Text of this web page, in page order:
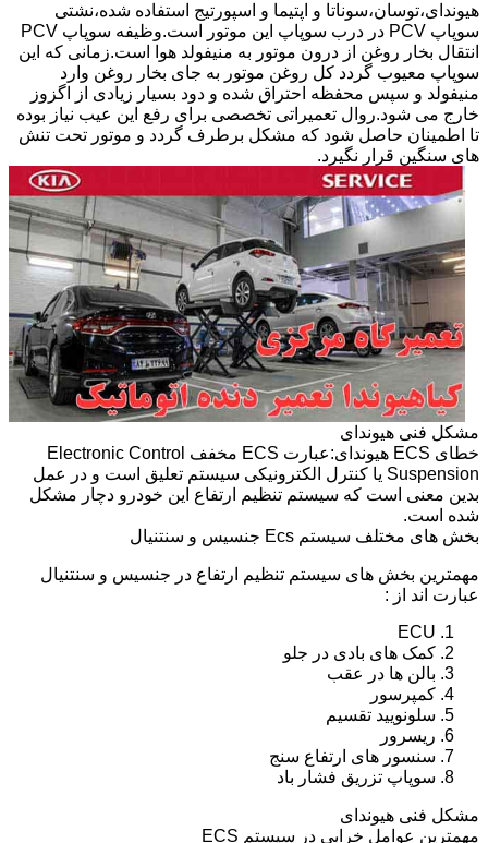
هیوندای،توسان،سوناتا و اپتیما و اسپورتیج استفاده شده،نشتی
سوپاپ PCV در درب سوپاپ این موتور است.وظیفه سوپاپ PCV
انتقال بخار روغن از درون موتور به منیفولد هوا است.زمانی که این
سوپاپ معیوب گردد کل روغن موتور به جای بخار روغن وارد
منیفولد و سپس محفظه احتراق شده و دود بسیار زیادی از اگزوز
خارج می شود.روال تعمیراتی تخصصی برای رفع این عیب نیاز بوده
تا اطمینان حاصل شود که مشکل برطرف گردد و موتور تحت تنش
های سنگین قرار نگیرد.
مشکل فنی هیوندای
خطای ECS هیوندای:عبارت ECS مخفف Electronic Control
Suspension یا کنترل الکترونیکی سیستم تعلیق است و در عمل
بدین معنی است که سیستم تنظیم ارتفاع این خودرو دچار مشکل
شده است.
بخش های مختلف سیستم Ecs جنسیس و سنتنیال
مهمترین بخش های سیستم تنظیم ارتفاع در جنسیس و سنتنیال
عبارت اند از :
ECU
کمک های بادی در جلو
بالن ها در عقب
کمپرسور
سلونویید تقسیم
ریسرور
سنسور های ارتفاع سنج
سوپاپ تزریق فشار باد
مشکل فنی هیوندای
مهمترین عوامل خرابی در سیستم ECS